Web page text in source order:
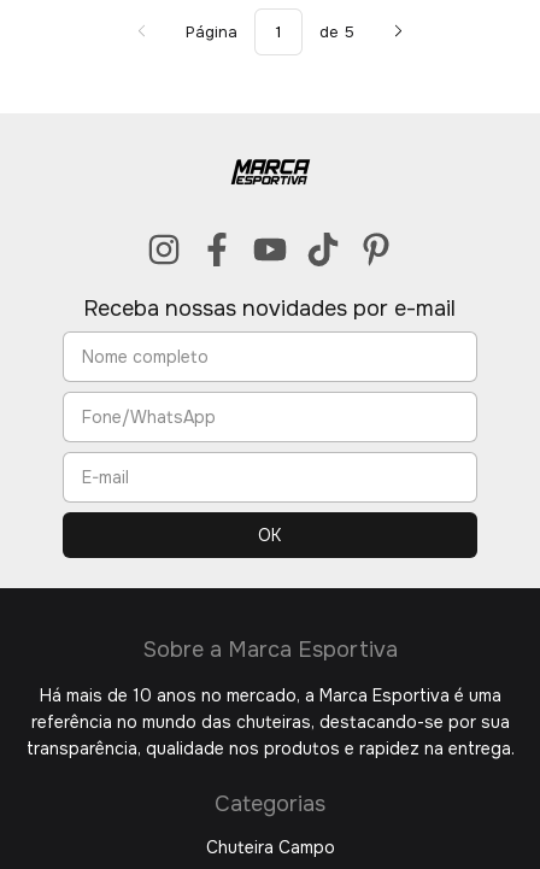
Página de 5
Receba nossas novidades por e-mail
Sobre a Marca Esportiva
Há mais de 10 anos no mercado, a Marca Esportiva é uma
referência no mundo das chuteiras, destacando-se por sua
transparência, qualidade nos produtos e rapidez na entrega.
Categorias
Chuteira Campo